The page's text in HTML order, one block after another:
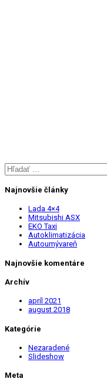
Hľadať:
Najnovšie články
Lada 4×4
Mitsubishi ASX
EKO Taxi
Autoklimatizácia
Autoumývareň
Najnovšie komentáre
Archív
apríl 2021
august 2018
Kategórie
Nezaradené
Slideshow
Meta